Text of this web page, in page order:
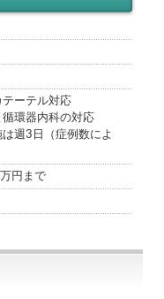
ーテル対応
循環器内科の対応
は週3日（症例数によ
円まで